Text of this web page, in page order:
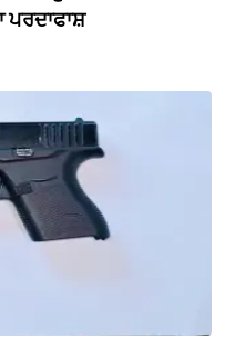
ਪਰਦਾਫਾਸ਼